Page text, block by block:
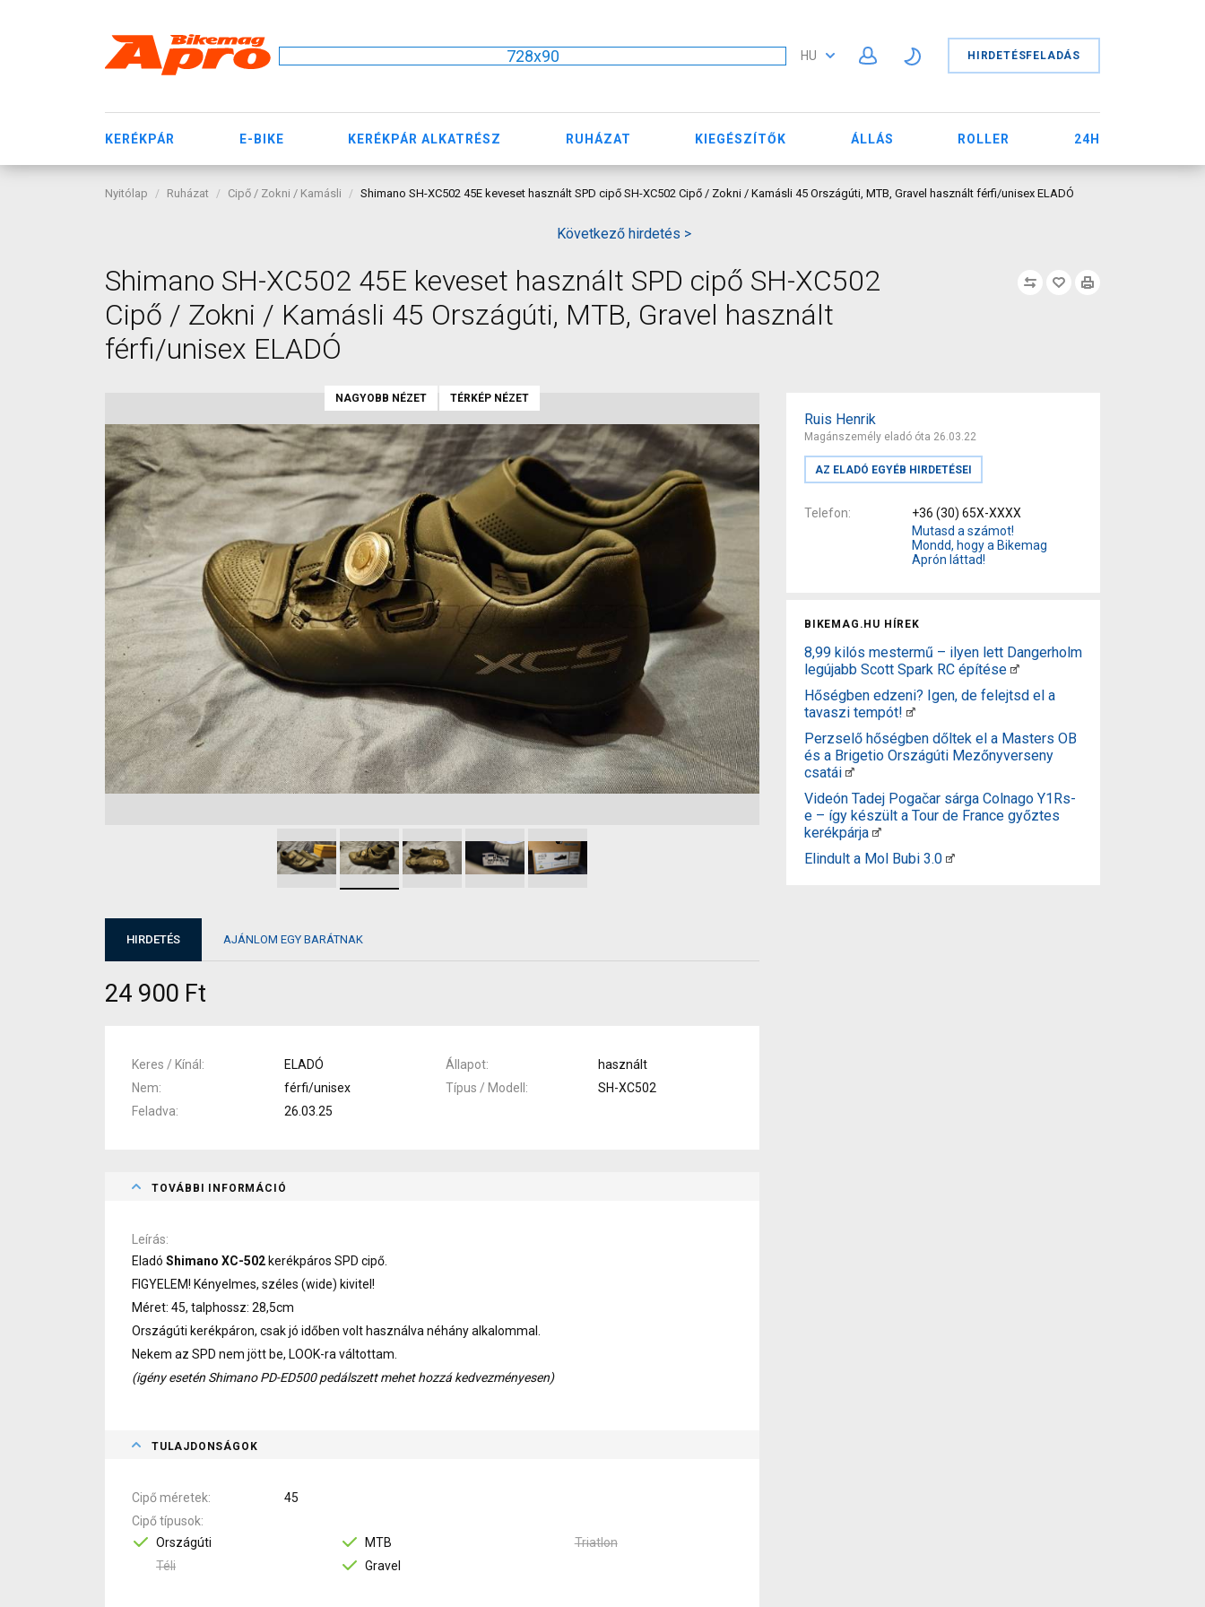
728x90 HU HIRDETÉSFELADÁS
KERÉKPÁR E-BIKE KERÉKPÁR ALKATRÉSZ RUHÁZAT KIEGÉSZÍTŐK ÁLLÁS ROLLER 24H
Nyitólap Ruházat Cipő / Zokni / Kamásli Shimano SH-XC502 45E keveset használt SPD cipő SH-XC502 Cipő / Zokni / Kamásli 45 Országúti, MTB, Gravel használt férfi/unisex ELADÓ
Következő hirdetés >
Shimano SH-XC502 45E keveset használt SPD cipő SH-XC502
Cipő / Zokni / Kamásli 45 Országúti, MTB, Gravel használt
férfi/unisex ELADÓ
Ruis Henrik
Magánszemély eladó óta 26.03.22
AZ ELADÓ EGYÉB HIRDETÉSEI
Telefon
+36 (30) 65X-XXXX
Mutasd a számot!
Mondd, hogy a Bikemag
Aprón láttad!
BIKEMAG.HU HÍREK
8,99 kilós mestermű – ilyen lett Dangerholm
legújabb Scott Spark RC építése
Hőségben edzeni? Igen, de felejtsd el a
tavaszi tempót!
Perzselő hőségben dőltek el a Masters OB
és a Brigetio Országúti Mezőnyverseny
csatái
Videón Tadej Pogačar sárga Colnago Y1Rs-
e – így készült a Tour de France győztes
kerékpárja
Elindult a Mol Bubi 3.0
NAGYOBB NÉZET TÉRKÉP NÉZET
HIRDETÉS AJÁNLOM EGY BARÁTNAK
24 900 Ft
Keres / Kínál ELADÓ Állapot
használt
Nem
férfi/unisex Típus / Modell
SH-XC502
Feladva
26.03.25
TOVÁBBI INFORMÁCIÓ
Leírás
Eladó Shimano XC-502 kerékpáros SPD cipő.
FIGYELEM! Kényelmes, széles (wide) kivitel!
Méret: 45, talphossz: 28,5cm
Országúti kerékpáron, csak jó időben volt használva néhány alkalommal.
Nekem az SPD nem jött be, LOOK-ra váltottam.
(igény esetén Shimano PD-ED500 pedálszett mehet hozzá kedvezményesen)
TULAJDONSÁGOK
Cipő méretek
45
Cipő típusok
Országúti
MTB
Triatlon
Téli
Gravel